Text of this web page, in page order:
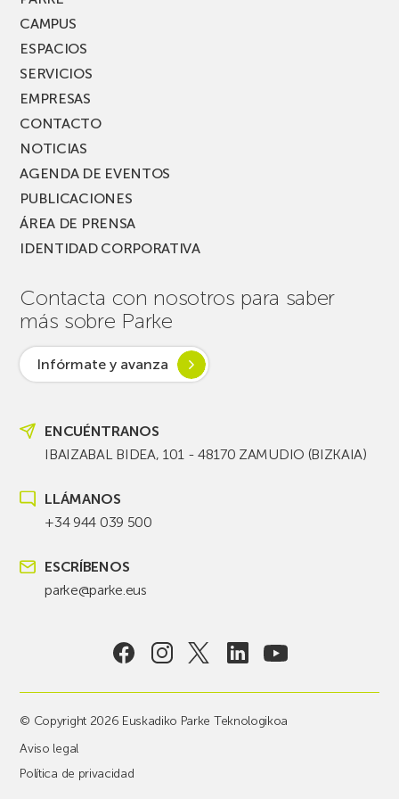
CAMPUS
ESPACIOS
SERVICIOS
EMPRESAS
CONTACTO
NOTICIAS
AGENDA DE EVENTOS
PUBLICACIONES
ÁREA DE PRENSA
IDENTIDAD CORPORATIVA
Contacta con nosotros para saber
más sobre Parke
Infórmate y avanza
ENCUÉNTRANOS
IBAIZABAL BIDEA, 101 - 48170 ZAMUDIO (BIZKAIA)
LLÁMANOS
+34 944 039 500
ESCRÍBENOS
parke@parke.eus
© Copyright 2026 Euskadiko Parke Teknologikoa
Aviso legal
Política de privacidad